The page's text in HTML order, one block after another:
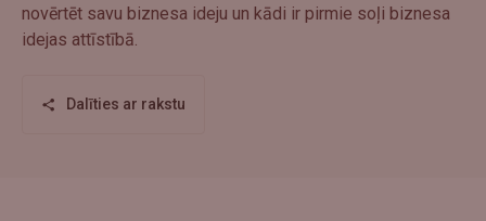
novērtēt savu biznesa ideju un kādi ir pirmie soļi biznesa
idejas attīstībā.
Dalīties ar rakstu